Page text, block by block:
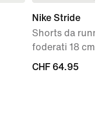
Nike Stride
Shorts da
foderati 18 cm
CHF
CHF 64.95